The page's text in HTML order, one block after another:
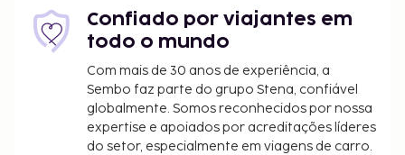
os visitantes devem permanecer no alojamento
durante o Dia do Silêncio (Nyepi)/Ano Novo hindu
durante um período de 24 horas, a partir das 06:00.
Normalmente, o Dia do Silêncio calha em março ou
abril (as datas variam todos os anos). Não é
possível realizar o check-in ou o check-out nesse
dia. O aeroporto de Ngurah Rai (Aeroporto
Confiado por viajantes em
todo o mundo
Com mais de 30 anos de experiência, a
Sembo faz parte do grupo Stena, confiável
globalmente. Somos reconhecidos por nossa
expertise e apoiados por acreditações líderes
do setor, especialmente em viagens de carro.